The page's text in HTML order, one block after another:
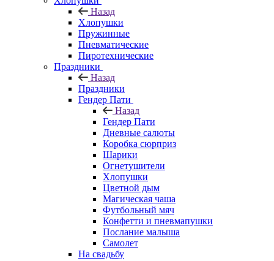
Назад
Хлопушки
Пружинные
Пневматические
Пиротехнические
Праздники
Назад
Праздники
Гендер Пати
Назад
Гендер Пати
Дневные салюты
Коробка сюрприз
Шарики
Огнетушители
Хлопушки
Цветной дым
Магическая чаша
Футбольный мяч
Конфетти и пневмапушки
Послание малыша
Самолет
На свадьбу